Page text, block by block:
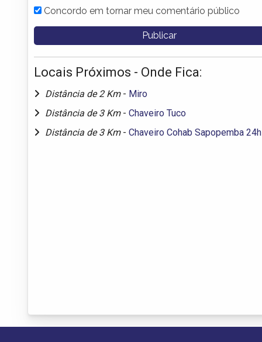
Concordo em tornar meu comentário público
Locais Próximos - Onde Fica:
Distância de 2 Km - Miro
Distância de 3 Km - Chaveiro Tuco
Distância de 3 Km - Chaveiro Cohab Sapopemba 24h